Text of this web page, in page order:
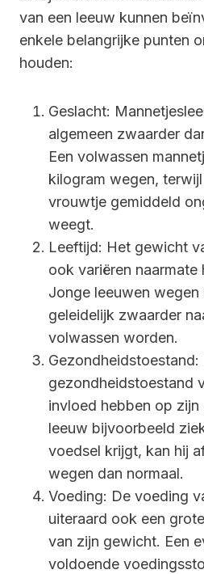
van een leeuw kunnen
enkele belangrijke punten
houden:
Geslacht:
algemeen zwaarder
Een volwassen
kilogram wegen,
vrouwtje gemiddeld
weegt.
Leeftijd: Het gewicht
ook variëren naarmate
Jonge leeuwen
geleidelijk zwaarder
volwassen worden.
Gezondheidstoestand:
gezondheidstoestand
invloed hebben op
leeuw bijvoorbeeld
voedsel krijgt, kan hij
wegen dan normaal.
Voeding: De voeding
uiteraard ook een
van zijn gewicht. Een
voldoende